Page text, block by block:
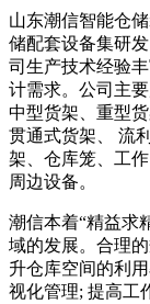
山东潮信智能仓
储配套设备集研
司生产技术经验
计需求。公司主
中型货架、重型
贯通式货架、 流
架、仓库笼、工
周边设备。
潮信本着“精益求
域的发展。合理
升仓库空间的利
视化管理; 提高工